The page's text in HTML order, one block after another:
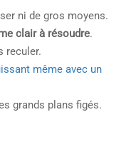
ni de gros moyens.
clair à résoudre.
reculer.
même avec un
grands plans figés.